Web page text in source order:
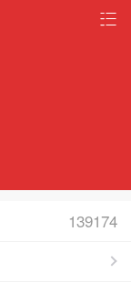
139174